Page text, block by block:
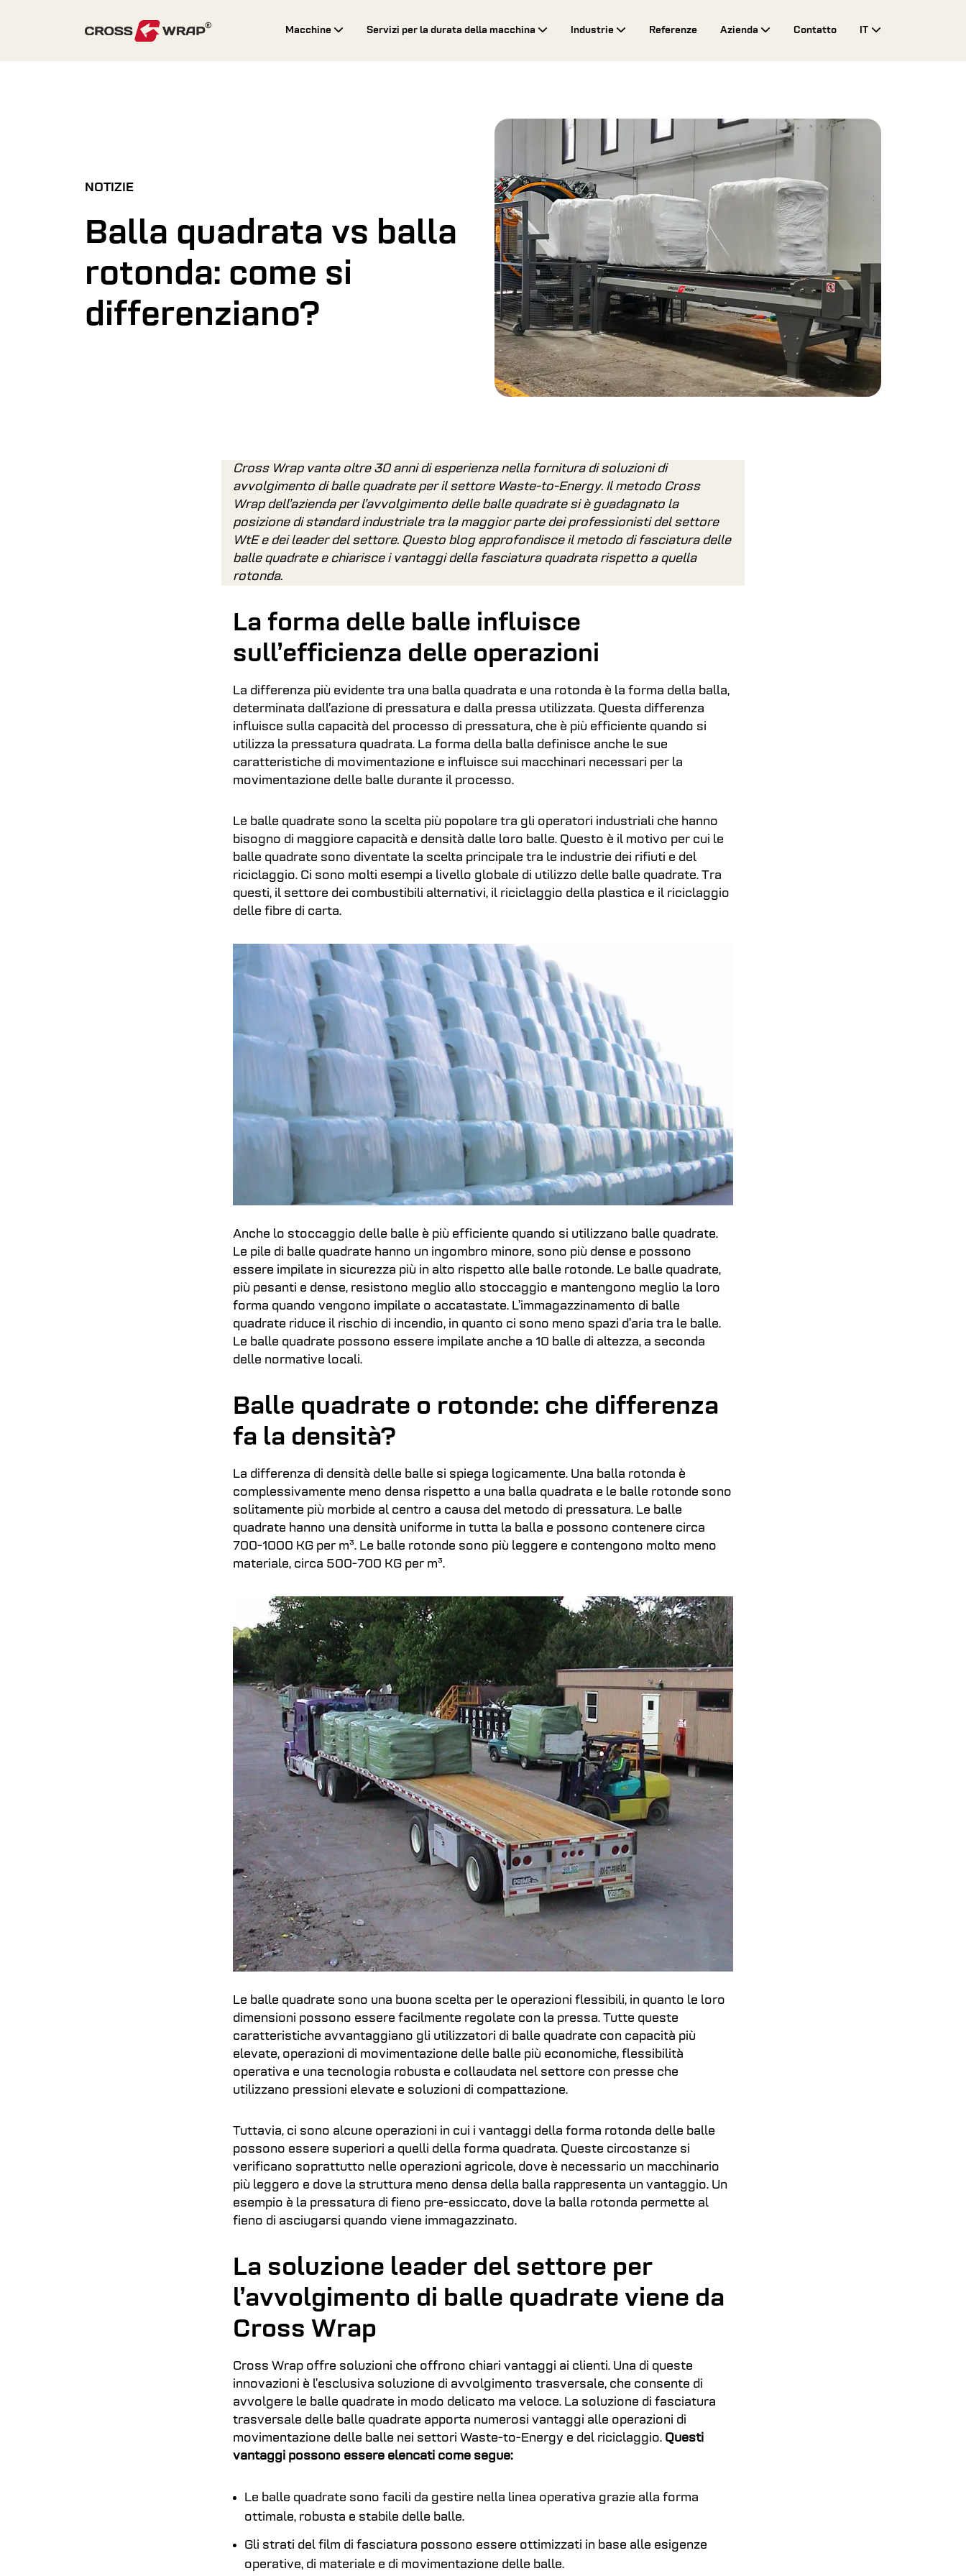
Macchine Servizi per la durata della macchina Industrie Referenze Azienda Contatto
IT
NOTIZIE
Balla quadrata vs balla
rotonda: come si
differenziano?
Cross Wrap vanta oltre 30 anni di esperienza nella fornitura di soluzioni di
avvolgimento di balle quadrate per il settore Waste-to-Energy. Il metodo Cross
Wrap dell’azienda per l’avvolgimento delle balle quadrate si è guadagnato la
posizione di standard industriale tra la maggior parte dei professionisti del settore
WtE e dei leader del settore. Questo blog approfondisce il metodo di fasciatura delle
balle quadrate e chiarisce i vantaggi della fasciatura quadrata rispetto a quella
rotonda.
La forma delle balle influisce
sull’efficienza delle operazioni
La differenza più evidente tra una balla quadrata e una rotonda è la forma della balla,
determinata dall’azione di pressatura e dalla pressa utilizzata. Questa differenza
influisce sulla capacità del processo di pressatura, che è più efficiente quando si
utilizza la pressatura quadrata. La forma della balla definisce anche le sue
caratteristiche di movimentazione e influisce sui macchinari necessari per la
movimentazione delle balle durante il processo.
Le balle quadrate sono la scelta più popolare tra gli operatori industriali che hanno
bisogno di maggiore capacità e densità dalle loro balle. Questo è il motivo per cui le
balle quadrate sono diventate la scelta principale tra le industrie dei rifiuti e del
riciclaggio. Ci sono molti esempi a livello globale di utilizzo delle balle quadrate. Tra
questi, il settore dei combustibili alternativi, il riciclaggio della plastica e il riciclaggio
delle fibre di carta.
Anche lo stoccaggio delle balle è più efficiente quando si utilizzano balle quadrate.
Le pile di balle quadrate hanno un ingombro minore, sono più dense e possono
essere impilate in sicurezza più in alto rispetto alle balle rotonde. Le balle quadrate,
più pesanti e dense, resistono meglio allo stoccaggio e mantengono meglio la loro
forma quando vengono impilate o accatastate. L’immagazzinamento di balle
quadrate riduce il rischio di incendio, in quanto ci sono meno spazi d’aria tra le balle.
Le balle quadrate possono essere impilate anche a 10 balle di altezza, a seconda
delle normative locali.
Balle quadrate o rotonde: che differenza
fa la densità?
La differenza di densità delle balle si spiega logicamente. Una balla rotonda è
complessivamente meno densa rispetto a una balla quadrata e le balle rotonde sono
solitamente più morbide al centro a causa del metodo di pressatura. Le balle
quadrate hanno una densità uniforme in tutta la balla e possono contenere circa
700-1000 KG per m³. Le balle rotonde sono più leggere e contengono molto meno
materiale, circa 500-700 KG per m³.
Le balle quadrate sono una buona scelta per le operazioni flessibili, in quanto le loro
dimensioni possono essere facilmente regolate con la pressa. Tutte queste
caratteristiche avvantaggiano gli utilizzatori di balle quadrate con capacità più
elevate, operazioni di movimentazione delle balle più economiche, flessibilità
operativa e una tecnologia robusta e collaudata nel settore con presse che
utilizzano pressioni elevate e soluzioni di compattazione.
Tuttavia, ci sono alcune operazioni in cui i vantaggi della forma rotonda delle balle
possono essere superiori a quelli della forma quadrata. Queste circostanze si
verificano soprattutto nelle operazioni agricole, dove è necessario un macchinario
più leggero e dove la struttura meno densa della balla rappresenta un vantaggio. Un
esempio è la pressatura di fieno pre-essiccato, dove la balla rotonda permette al
fieno di asciugarsi quando viene immagazzinato.
La soluzione leader del settore per
l’avvolgimento di balle quadrate viene da
Cross Wrap
Cross Wrap offre soluzioni che offrono chiari vantaggi ai clienti. Una di queste
innovazioni è l’esclusiva soluzione di avvolgimento trasversale, che consente di
avvolgere le balle quadrate in modo delicato ma veloce. La soluzione di fasciatura
trasversale delle balle quadrate apporta numerosi vantaggi alle operazioni di
movimentazione delle balle nei settori Waste-to-Energy e del riciclaggio. Questi
vantaggi possono essere elencati come segue:
Le balle quadrate sono facili da gestire nella linea operativa grazie alla forma
ottimale, robusta e stabile delle balle.
Gli strati del film di fasciatura possono essere ottimizzati in base alle esigenze
operative, di materiale e di movimentazione delle balle.